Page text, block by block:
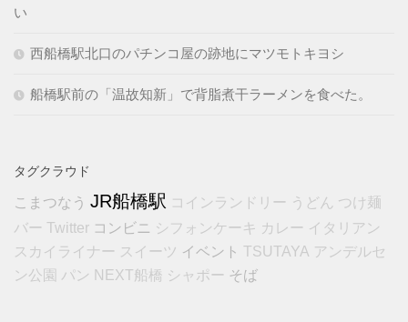
い
西船橋駅北口のパチンコ屋の跡地にマツモトキヨシ
船橋駅前の「温故知新」で背脂煮干ラーメンを食べた。
タグクラウド
こまつなう JR船橋駅 コインランドリー うどん
つけ麺
バー Twitter コンビニ シフォンケーキ カレー イタリアン
スカイライナー スイーツ イベント TSUTAYA アンデルセ
ン公園 パン NEXT船橋 シャポー そば